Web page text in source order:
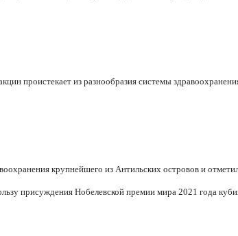
проистекает из разнообразия системы
крупнейшего из Антильских островов и
присуждения Нобелевской премии мира 2021 года